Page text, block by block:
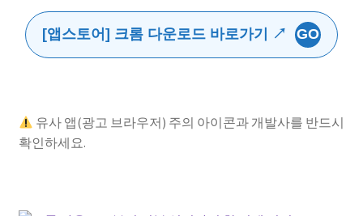
[앱스토어] 크롬 다운로드 바로가기 ↗ GO
유사 앱(광고 브라우저) 주의 아이콘과 개발사를 반드시
확인하세요.